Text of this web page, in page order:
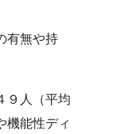
有無や持
９人（平均
機能性ディ